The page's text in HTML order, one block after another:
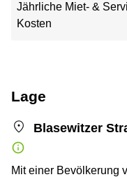
Jährliche Miet- &
Kosten
Lage
Blasewitzer
Mit einer Bevölkerung